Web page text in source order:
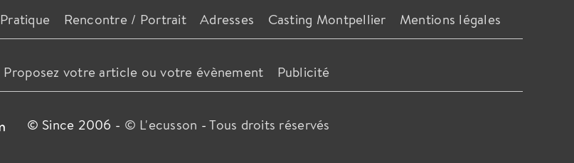
Pratique Rencontre / Portrait Adresses Casting Montpellier Mentions légales
Proposez votre article ou votre évènement Publicité
© Since 2006 - © L'ecusson -Tous droits réservés